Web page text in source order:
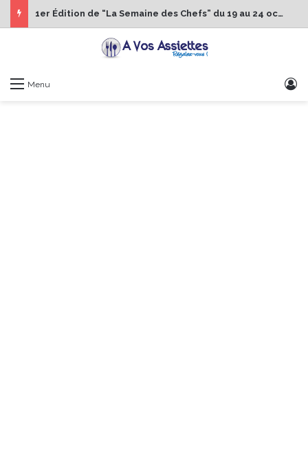
1er Édition de “La Semaine des Chefs” du 19 au 24 octobre 2026
Menu